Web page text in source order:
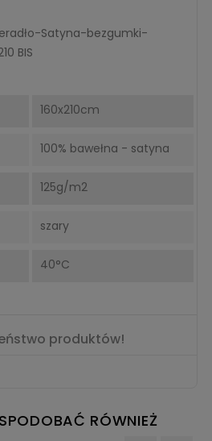
Satyna-bezgumki-
BIS
160x210cm
100% bawełna - satyna
125g/m2
szary
40°C
produktów!
RÓWNIEŻ